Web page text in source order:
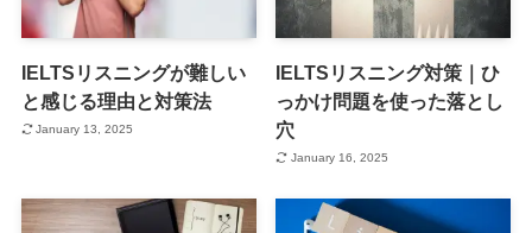
IELTSリスニングが難しい
と感じる理由と対策法
January 13, 2025
IELTSリスニング対策｜ひ
っかけ問題を使った落とし
穴
January 16, 2025